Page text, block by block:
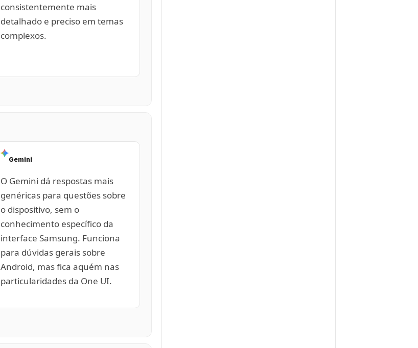
consistentemente mais
detalhado e preciso em temas
complexos.
Gemini
O Gemini dá respostas mais
genéricas para questões sobre
o dispositivo, sem o
conhecimento específico da
interface Samsung. Funciona
para dúvidas gerais sobre
Android, mas fica aquém nas
particularidades da One UI.